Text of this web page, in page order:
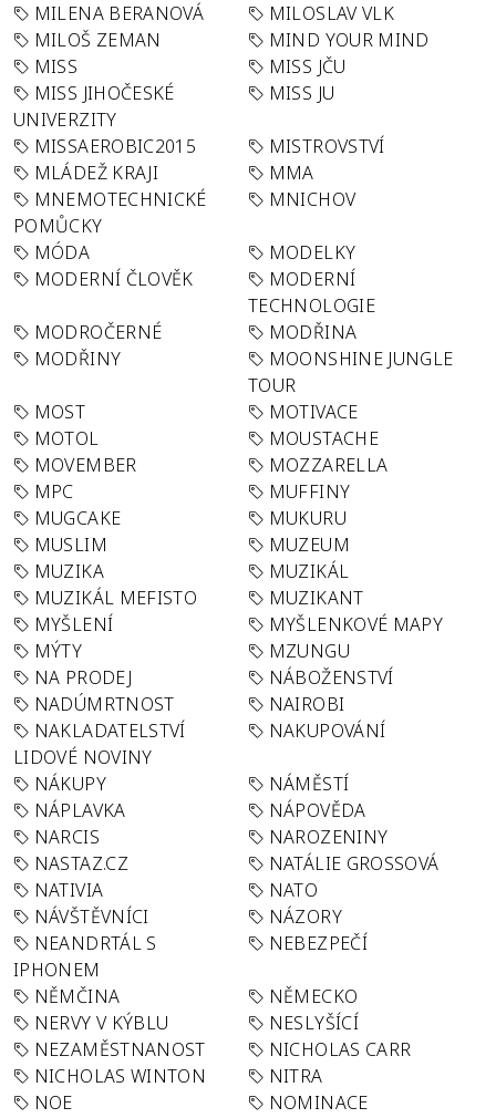
MILENA BERANOVÁ
MILOSLAV VLK
MILOŠ ZEMAN
MIND YOUR MIND
MISS
MISS JČU
MISS JIHOČESKÉ
UNIVERZITY
MISS JU
MISSAEROBIC2015
MISTROVSTVÍ
MLÁDEŽ KRAJI
MMA
MNEMOTECHNICKÉ
POMŮCKY
MNICHOV
MÓDA
MODELKY
MODERNÍ ČLOVĚK
MODERNÍ
TECHNOLOGIE
MODROČERNÉ
MODŘINA
MODŘINY
MOONSHINE JUNGLE
TOUR
MOST
MOTIVACE
MOTOL
MOUSTACHE
MOVEMBER
MOZZARELLA
MPC
MUFFINY
MUGCAKE
MUKURU
MUSLIM
MUZEUM
MUZIKA
MUZIKÁL
MUZIKÁL MEFISTO
MUZIKANT
MYŠLENÍ
MYŠLENKOVÉ MAPY
MÝTY
MZUNGU
NA PRODEJ
NÁBOŽENSTVÍ
NADÚMRTNOST
NAIROBI
NAKLADATELSTVÍ
LIDOVÉ NOVINY
NAKUPOVÁNÍ
NÁKUPY
NÁMĚSTÍ
NÁPLAVKA
NÁPOVĚDA
NARCIS
NAROZENINY
NASTAZ.CZ
NATÁLIE GROSSOVÁ
NATIVIA
NATO
NÁVŠTĚVNÍCI
NÁZORY
NEANDRTÁL S
IPHONEM
NEBEZPEČÍ
NĚMČINA
NĚMECKO
NERVY V KÝBLU
NESLYŠÍCÍ
NEZAMĚSTNANOST
NICHOLAS CARR
NICHOLAS WINTON
NITRA
NOE
NOMINACE